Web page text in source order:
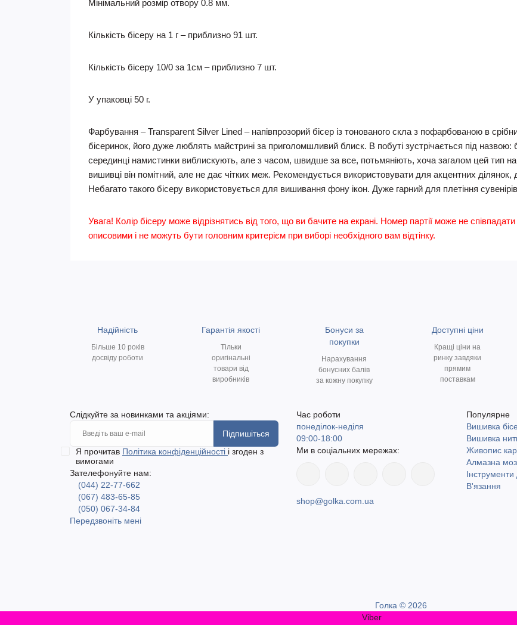
Мінімальний розмір отвору 0.8 мм.
Кількість бісеру на 1 г – приблизно 91 шт.
Кількість бісеру 10/0 за 1см – приблизно 7 шт.
У упаковці 50 г.
Фарбування – Transparent Silver Lined – напівпрозорий бісер із тонованого скла з пофарбованою в
бісеринок, його дуже люблять майстрині за приголомшливий блиск. В побуті зустрічається під назвою:
серединці намистинки виблискують, але з часом, швидше за все, потьмяніють, хоча загалом цей тип
вишивці він помітний, але не дає чітких меж. Рекомендується використовувати для акцентних
Небагато такого бісеру використовується для вишивання фону ікон. Дуже гарний для плетіння сувенірів
Увага! Колір бісеру може відрізнятись від того, що ви бачите на екрані. Номер партії може не
описовими і не можуть бути головним критерієм при виборі необхідного вам відтінку.
Надійність
Більше 10 років
досвіду роботи
Гарантія якості
Тільки
оригінальні
товари від
виробників
Бонуси за
покупки
Нарахування
бонусних балів
за кожну покупку
Доступні ціни
Кращі ціни на
ринку завдяки
прямим
поставкам
Слідкуйте за новинками та акціями:
Підпишіться
Я прочитав Політика конфіденційності і згоден з
вимогами
Зателефонуйте нам:
(044) 22-77-662
(067) 483-65-85
(050) 067-34-84
Передзвоніть мені
Час роботи
понеділок-неділя
09:00-18:00
Ми в соціальних мережах:
shop@golka.com.ua
Популярне
Вишивка
Вишивка
Живопис
Алмазна
Інструменти
В'язання
Голка © 2026
Viber